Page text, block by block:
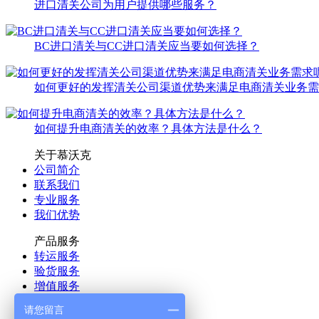
进口清关公司为用户提供哪些服务？
BC进口清关与CC进口清关应当要如何选择？
如何更好的发挥清关公司渠道优势来满足电商清关业务
如何提升电商清关的效率？具体方法是什么？
关于慕沃克
公司简介
联系我们
专业服务
我们优势
产品服务
转运服务
验货服务
增值服务
请您留言